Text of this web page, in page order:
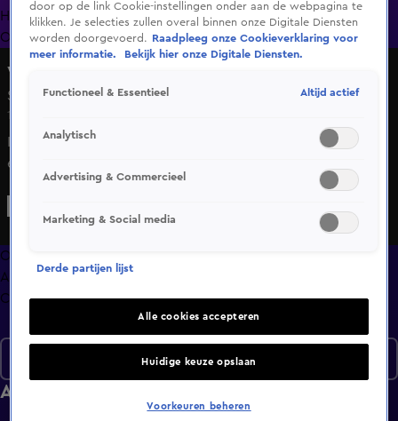
HomeUitzending Gemist Programma's De Bondgenoten
OranjezomerLivestreamsShop
Veronica Inside
Seizoen 2020, aflevering 45
1 mrt 2021, 20:30
In de bekende opstelling bespreken Wilfred, Johan, René
en wisselende (vaste) gasten de opvallendste
ontwikkelingen op de Nederlandse en buitenlandse
komen mag de kijker een uitgesproken analyse
verwachten, met hier en daar een knipoog en altijd met
een sausje van voetbalhumor overgoten.&#xA;
Overzicht
Afleveringen
Clips
Afleveringen
door op de link Cookie-instellingen onder aan de webpagina te
klikken. Je selecties zullen overal binnen onze Digitale Diensten
worden doorgevoerd.
Raadpleeg onze Cookieverklaring voor
meer informatie.
Bekijk hier onze Digitale Diensten.
Functioneel & Essentieel Altijd actief
Analytisch
Advertising & Commercieel
Marketing & Social media
Derde partijen lijst
Alle cookies accepteren
Huidige keuze opslaan
Voorkeuren beheren